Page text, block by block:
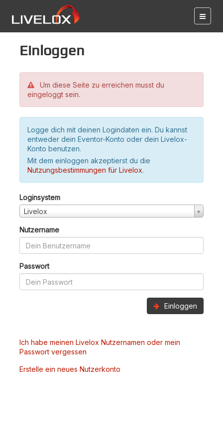
Einloggen
Um diese Seite zu erreichen musst du
eingeloggt sein.
Logge dich mit deinen Logindaten ein. Du kannst
entweder dein Eventor-Konto oder dein Livelox-
Konto benutzen.
Mit dem einloggen akzeptierst du die
Nutzungsbestimmungen für Livelox.
Loginsystem
Livelox
Nutzername
Passwort
Einloggen
Ich habe meinen Livelox Nutzernamen oder mein
Passwort vergessen
Erstelle ein neues Nutzerkonto